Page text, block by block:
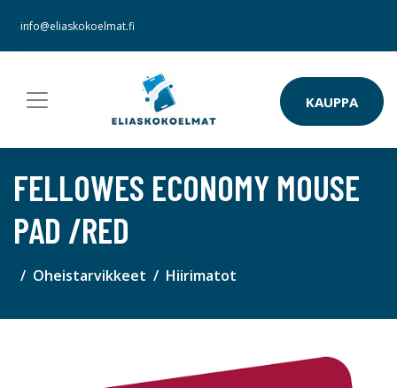
info@eliaskokoelmat.fi
KAUPPA
FELLOWES ECONOMY MOUSE
PAD /RED
Oheistarvikkeet Hiirimatot